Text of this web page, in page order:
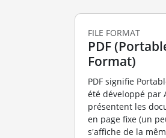
FILE FORMAT
PDF
Format)
PDF signifie
été développé par
présentent les
en page fixe (un
s'affiche de la